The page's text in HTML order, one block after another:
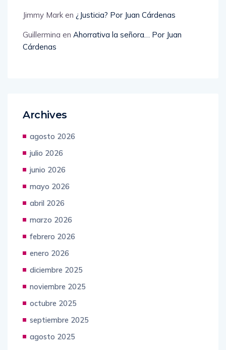
Jimmy Mark en ¿Justicia? Por Juan Cárdenas
Guillermina en Ahorrativa la señora… Por Juan
Cárdenas
Archives
agosto 2026
julio 2026
junio 2026
mayo 2026
abril 2026
marzo 2026
febrero 2026
enero 2026
diciembre 2025
noviembre 2025
octubre 2025
septiembre 2025
agosto 2025